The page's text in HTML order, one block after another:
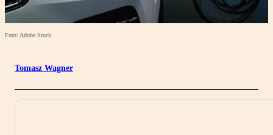
Foto: Adobe Stock
Tomasz Wagner